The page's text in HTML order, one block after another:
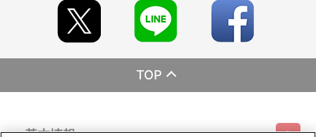
TOP